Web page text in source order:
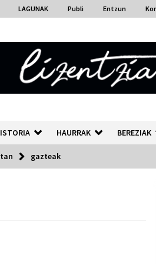
LAGUNAK Publi Entzun
HAURRAK BEREZIAK
gazteak